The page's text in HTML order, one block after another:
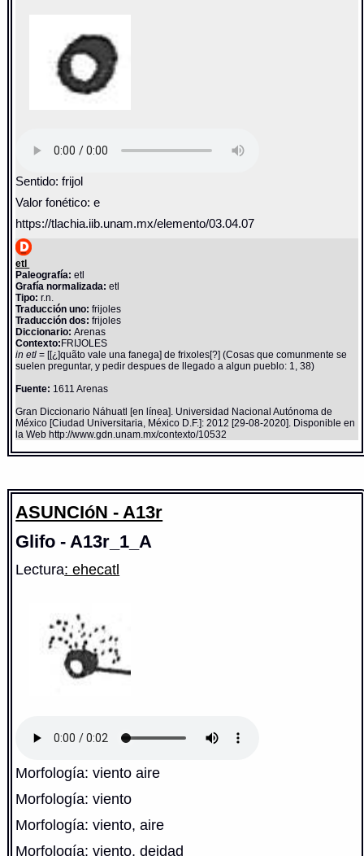
Sentido: frijol
Valor fonético: e
https://tlachia.iib.unam.mx/elemento/03.04.07
etl
Paleografía: etl
Grafía normalizada: etl
Tipo: r.n.
Traducción uno: frijoles
Traducción dos: frijoles
Diccionario:Arenas
Contexto: FRIJOLES
in etl= [[¿]quãto vale una fanega] de frixoles[?] (Cosas que comunmente se
suelen preguntar, y pedir despues de llegado a algun pueblo: 1, 38)
Fuente: 1611 Arenas
Gran Diccionario Náhuatl [en línea]. Universidad Nacional Autónoma de
México [Ciudad Universitaria, México D.F.]: 2012 [29-08-2020]. Disponible en
la Web http://www.gdn.unam.mx/contexto/10532
ASUNCIóN - A13r
Glifo - A13r_1_A
Lectura: ehecatl
Morfología: viento aire
Morfología: viento
Morfología: viento, aire
Morfología: viento, deidad